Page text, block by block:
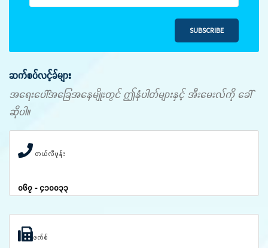
SUBSCRIBE
ဆက်စပ်လင့်ခ်များ
အရေးပေါ်အခြေအနေမျိုးတွင် ဤနံပါတ်များနှင့် အီးမေးလ်ကို ခေါ်
ဆိုပါ။
တယ်လီဖုန်း
၀၆၇ - ၄၁၀၀၃၃
ဖက်စ်